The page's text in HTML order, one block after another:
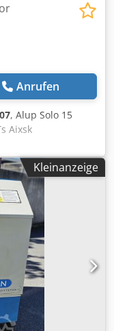
Anrufen
, Alup Solo 15
Aixsk
und
Kleinanzeige